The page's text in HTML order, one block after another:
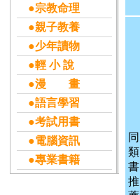
●宗教命理
●親子教養
●少年讀物
●輕 小 說
●漫 畫
●語言學習
●考試用書
●電腦資訊
●專業書籍
同
類
書
推